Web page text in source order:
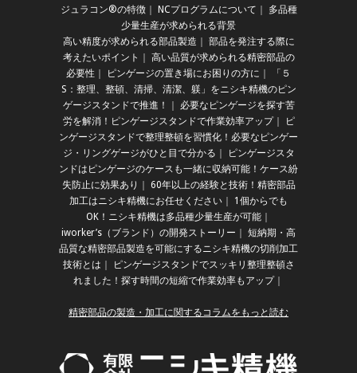
ジュラコン®の特徴｜ NCプログラムについて
多品種
少量生産が求められる背景
高い精度が求められる部品製造
部品を発注する際に
考えたいポイント
高い品質が求められる精密部品の
必要性
ピンゲージの置き場にお困りの方に
「５
S：整理、整頓、清掃、清潔、躾」をニシキ精機のピン
ゲージスタンドで推進！
必要なピンゲージを探す苦
労を解消！ピンゲージスタンドで作業効率アップ｜
ピ
ンゲージスタンドで整理整頓を習慣化！必要なピンゲー
ジ・リングゲージがひと目で分かる
ピンゲージスタ
ンドはピンゲージのケースも一緒に収納可能！ケース紛
失防止に効果あり
60年以上の経験と技術！精密部品
加工はニシキ精機にお任せください
1個からでも
OK！ニシキ精機は多品種少量生産が可能
iworker’s（ブランド）の開発ストーリー
短納期・高
品質な精密部品製造を可能にするニシキ精機の切削加工
技術とは
ピンゲージスタンドでスッキリ整理整頓さ
れました！探す時間の短縮で作業効率もアップ｜
精密部品の製造・加工に関するコラムをもっと読む